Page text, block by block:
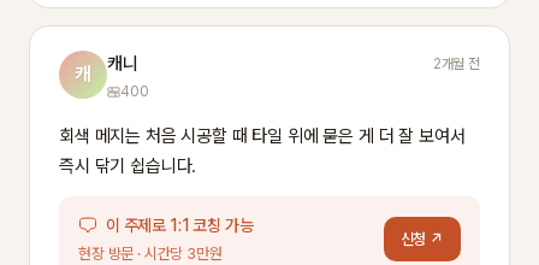
캐 캐니
2개월 전
400
회색 메지는 처음 시공할 때 타일 위에 묻은 게 더 잘 보여서
즉시 닦기 쉽습니다.
이 주제로 1:1 코칭 가능
현장 방문 · 시간당 3만원
신청 ↗